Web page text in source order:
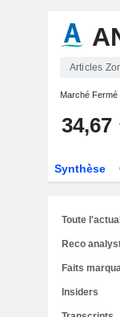
Articles
Marché Fermé
34,67
Synthèse
Toute
Reco
Faits
Insiders